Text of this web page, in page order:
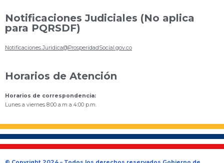
Notificaciones Judiciales (No aplica
para PQRSDF)
Notificaciones.Juridica@ProsperidadSocial.gov.co
Horarios de Atención
Horarios de correspondencia:
Lunes a viernes 8:00 a.m a 4:00 p.m.